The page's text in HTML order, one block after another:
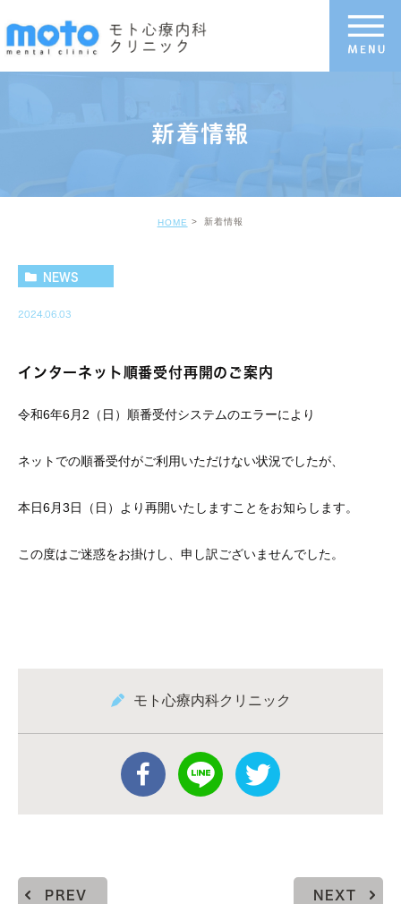
新着情報
HOME 新着情報
NEWS
2024.06.03
インターネット順番受付再開のご案内
令和6年6月2（日）順番受付システムのエラーにより
ネットでの順番受付がご利用いただけない状況でしたが、
本日6月3日（日）より再開いたしますことをお知らします。
この度はご迷惑をお掛けし、申し訳ございませんでした。
モト心療内科クリニック
PREV NEXT